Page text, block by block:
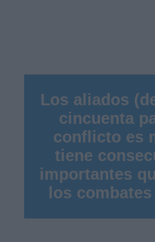
Los aliados
cincuenta
conflicto es
tiene
importantes
los